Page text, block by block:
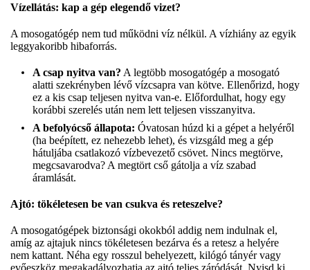
Vízellátás: kap a gép elegendő vizet?
A mosogatógép nem tud működni víz nélkül. A vízhiány az egyik
leggyakoribb hibaforrás.
A csap nyitva van? A legtöbb mosogatógép a mosogató
alatti szekrényben lévő vízcsapra van kötve. Ellenőrizd, hogy
ez a kis csap teljesen nyitva van-e. Előfordulhat, hogy egy
korábbi szerelés után nem lett teljesen visszanyitva.
A befolyócső állapota: Óvatosan húzd ki a gépet a helyéről
(ha beépített, ez nehezebb lehet), és vizsgáld meg a gép
hátuljába csatlakozó vízbevezető csövet. Nincs megtörve,
megcsavarodva? A megtört cső gátolja a víz szabad
áramlását.
Ajtó: tökéletesen be van csukva és reteszelve?
A mosogatógépek biztonsági okokból addig nem indulnak el,
amíg az ajtajuk nincs tökéletesen bezárva és a retesz a helyére
nem kattant. Néha egy rosszul behelyezett, kilógó tányér vagy
evőeszköz megakadályozhatja az ajtó teljes záródását. Nyisd ki,